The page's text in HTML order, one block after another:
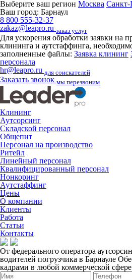
Выберите ваш регион Москва Санкт-
Ваш город: Барнаул
8 800 555-32-37
zakaz@leapro.ru заказ услуг
Для ускорения обработки заявки на
клининга и аутстаффинга,
заполненные файлы: Заявка клининг
персонала
hr@leapro.ru для соискателей
Заказать звонок мы перезвоним
Клининг
Аутсорсинг
Складской персонал
Общепит
Персонал на производство
Ритейл
Линейный персонал
Квалифицированный персонал
Нонкоринг
Аутстаффинг
Цены
О компании
Клиенты
Работа
Статьи
Контакты
От федерального оператора
водителей погрузчика в Барнауле
кадрами в любой коммерческой сфере